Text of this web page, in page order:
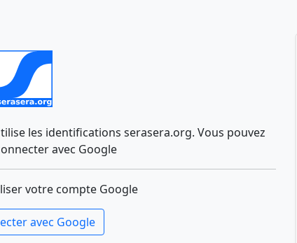
les identifications serasera.org. Vous pouvez
avec Google
votre compte Google
avec Google